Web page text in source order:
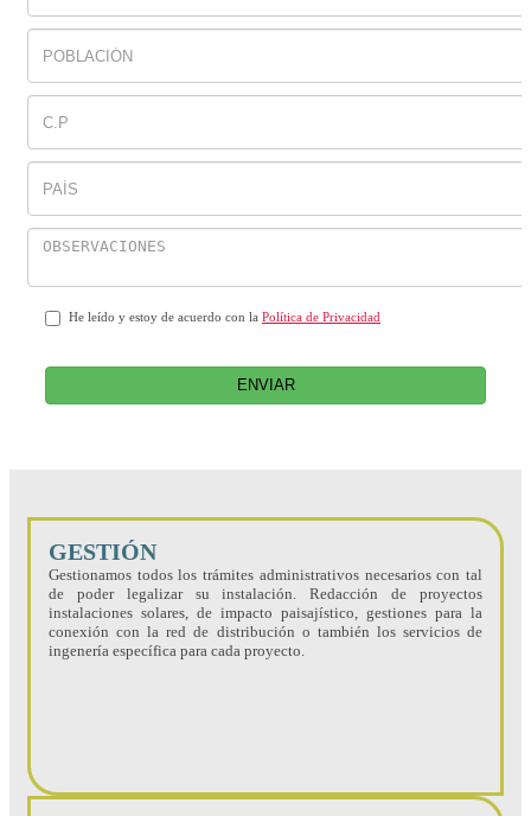
He leído y estoy de acuerdo con la Política de Privacidad
ENVIAR
GESTIÓN
Gestionamos todos los trámites administrativos necesarios con tal
de poder legalizar su instalación. Redacción de proyectos
instalaciones solares, de impacto paisajístico, gestiones para la
conexión con la red de distribución o también los servicios de
ingenería específica para cada proyecto.